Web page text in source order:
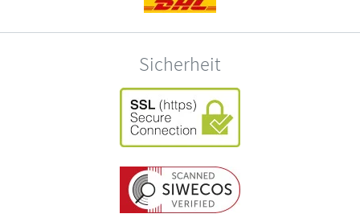
Sicherheit